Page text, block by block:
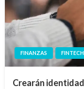
FINANZAS FINTECH
Crearán